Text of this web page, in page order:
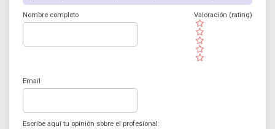
Nombre completo
( )
( )
( )
( )
( )
Valoración (rating)
Email
Escribe aquí tu opinión sobre el profesional: